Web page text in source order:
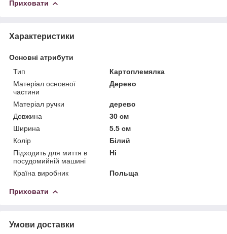
Приховати
Характеристики
Основні атрибути
Тип
Картоплемялка
Матеріал основної
частини
Дерево
Матеріал ручки
дерево
Довжина
30 см
Ширина
5.5 см
Колір
Білий
Підходить для миття в
посудомийній машині
Ні
Країна виробник Польща
Приховати
Умови доставки